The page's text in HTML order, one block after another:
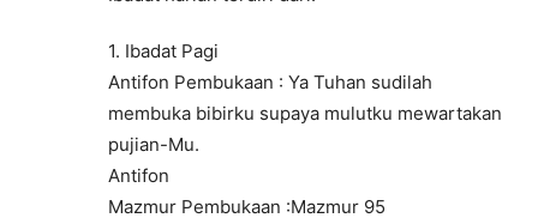
1. Ibadat Pagi
Antifon Pembukaan : Ya Tuhan sudilah
membuka bibirku supaya mulutku mewartakan
pujian-Mu.
Antifon
Mazmur Pembukaan :Mazmur 95